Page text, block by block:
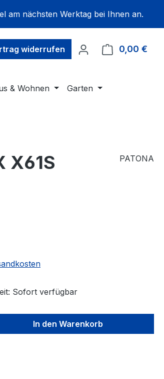
am nächsten Werktag bei Ihnen an.
widerrufen 0,00 €
& Wohnen
Garten
X61S
PATONA
Sofort verfügbar
den gewünschten Wert
In den Warenkorb